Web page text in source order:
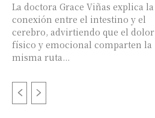
La doctora Grace Viñas explica la
conexión entre el intestino y el
cerebro, advirtiendo que el dolor
físico y emocional comparten la
misma ruta...